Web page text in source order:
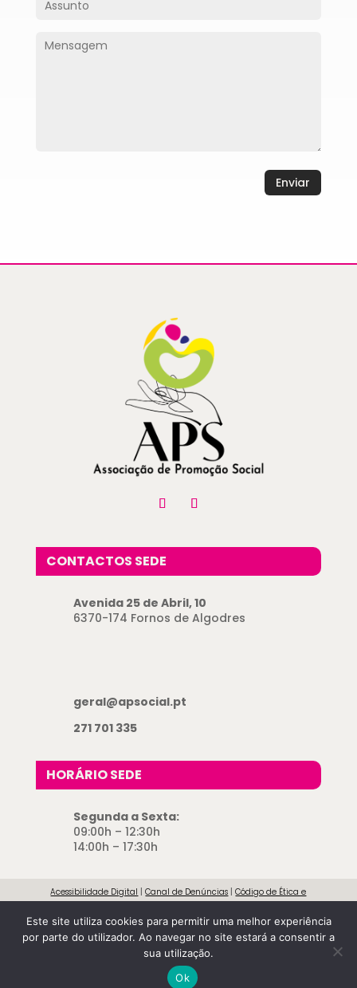
Enviar
CONTACTOS SEDE
Avenida 25 de Abril, 10
6370-174 Fornos de Algodres
geral@apsocial.pt
271 701 335
HORÁRIO SEDE
Segunda a Sexta:
09:00h – 12:30h
14:00h – 17:30h
Acessibilidade Digital |Canal de Denúncias |Código de Ética e
Política de Cookies|Política de Privacidade| Resolução de Conflitos|
Transparência Institucional
Este site utiliza cookies para permitir uma melhor experiência
por parte do utilizador. Ao navegar no site estará a consentir a
sua utilização.
Ok